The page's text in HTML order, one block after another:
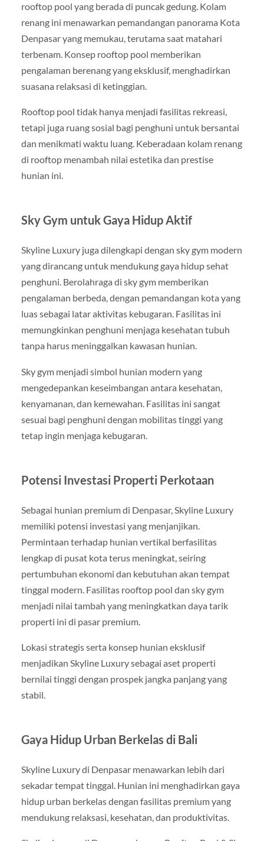
rooftop pool yang berada di puncak gedung. Kolam
renang ini menawarkan pemandangan panorama Kota
Denpasar yang memukau, terutama saat matahari
terbenam. Konsep rooftop pool memberikan
pengalaman berenang yang eksklusif, menghadirkan
suasana relaksasi di ketinggian.
Rooftop pool tidak hanya menjadi fasilitas rekreasi,
tetapi juga ruang sosial bagi penghuni untuk bersantai
dan menikmati waktu luang. Keberadaan kolam renang
di rooftop menambah nilai estetika dan prestise
hunian ini.
Sky Gym untuk Gaya Hidup Aktif
Skyline Luxury juga dilengkapi dengan sky gym modern
yang dirancang untuk mendukung gaya hidup sehat
penghuni. Berolahraga di sky gym memberikan
pengalaman berbeda, dengan pemandangan kota yang
luas sebagai latar aktivitas kebugaran. Fasilitas ini
memungkinkan penghuni menjaga kesehatan tubuh
tanpa harus meninggalkan kawasan hunian.
Sky gym menjadi simbol hunian modern yang
mengedepankan keseimbangan antara kesehatan,
kenyamanan, dan kemewahan. Fasilitas ini sangat
sesuai bagi penghuni dengan mobilitas tinggi yang
tetap ingin menjaga kebugaran.
Potensi Investasi Properti Perkotaan
Sebagai hunian premium di Denpasar, Skyline Luxury
memiliki potensi investasi yang menjanjikan.
Permintaan terhadap hunian vertikal berfasilitas
lengkap di pusat kota terus meningkat, seiring
pertumbuhan ekonomi dan kebutuhan akan tempat
tinggal modern. Fasilitas rooftop pool dan sky gym
menjadi nilai tambah yang meningkatkan daya tarik
properti ini di pasar premium.
Lokasi strategis serta konsep hunian eksklusif
menjadikan Skyline Luxury sebagai aset properti
bernilai tinggi dengan prospek jangka panjang yang
stabil.
Gaya Hidup Urban Berkelas di Bali
Skyline Luxury di Denpasar menawarkan lebih dari
sekadar tempat tinggal. Hunian ini menghadirkan gaya
hidup urban berkelas dengan fasilitas premium yang
mendukung relaksasi, kesehatan, dan produktivitas.